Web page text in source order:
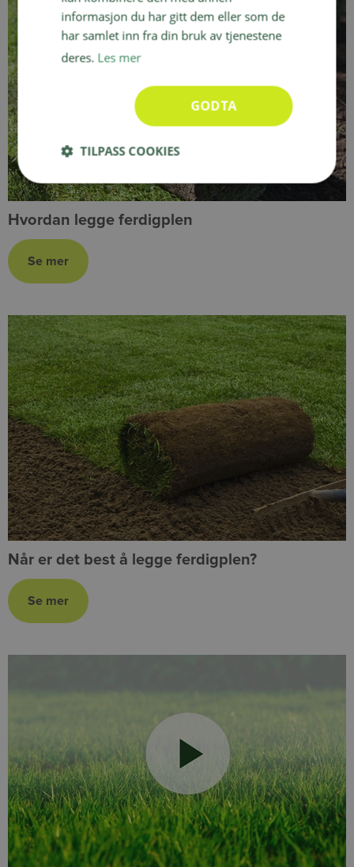
Hvordan legge ferdigplen
Når er det best å legge ferdigplen?
informasjon du har gitt dem eller som de
har samlet inn fra din bruk av tjenestene
deres. Les mer
GODTA
TILPASS COOKIES